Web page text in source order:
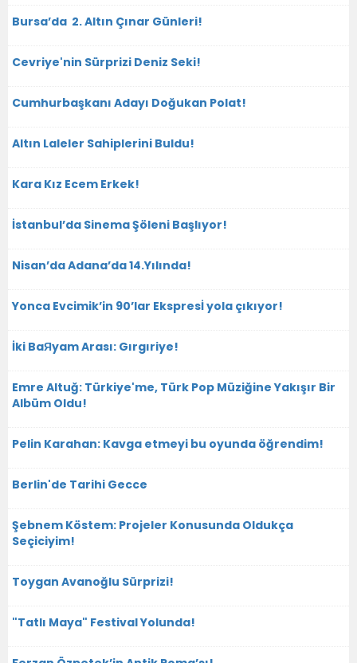
Bursa’da 2. Altın Çınar Günleri!
Cevriye'nin Sürprizi Deniz Seki!
Cumhurbaşkanı Adayı Doğukan Polat!
Altın Laleler Sahiplerini Buldu!
Kara Kız Ecem Erkek!
İstanbul’da Sinema Şöleni Başlıyor!
Nisan’da Adana’da 14.Yılında!
Yonca Evcimik’in 90’lar Ekspresİ yola çıkıyor!
İki BaЯyam Arası: Gırgıriye!
Emre Altuğ: Türkiye'me, Türk Pop Müziğine Yakışır Bir
Albüm Oldu!
Pelin Karahan: Kavga etmeyi bu oyunda öğrendim!
Berlin'de Tarihi Gecce
Şebnem Köstem: Projeler Konusunda Oldukça
Seçiciyim!
Toygan Avanoğlu Sürprizi!
"Tatlı Maya" Festival Yolunda!